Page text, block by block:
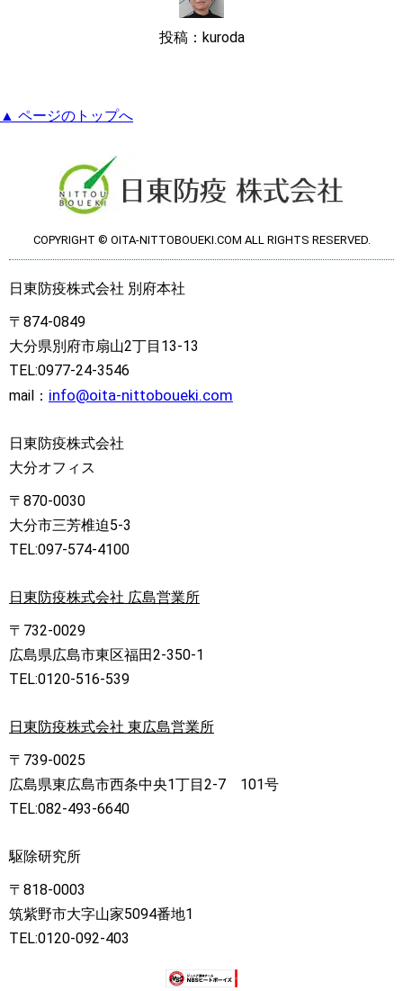
投稿：kuroda
▲ ページのトップへ
COPYRIGHT © OITA-NITTOBOUEKI.COM ALL RIGHTS RESERVED.
日東防疫株式会社 別府本社
〒874-0849
大分県別府市扇山2丁目13-13
TEL:0977-24-3546
mail： info@oita-nittoboueki.com
日東防疫株式会社
大分オフィス
〒870-0030
大分市三芳椎迫5-3
TEL:097-574-4100
日東防疫株式会社 広島営業所
〒732-0029
広島県広島市東区福田2-350-1
TEL:0120-516-539
日東防疫株式会社 東広島営業所
〒739-0025
広島県東広島市西条中央1丁目2-7 101号
TEL:082-493-6640
駆除研究所
〒818-0003
筑紫野市大字山家5094番地1
TEL:0120-092-403